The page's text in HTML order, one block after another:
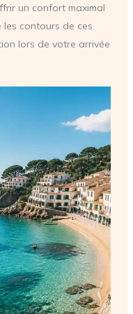
un confort maximal
les contours de ces
lors de votre arrivée